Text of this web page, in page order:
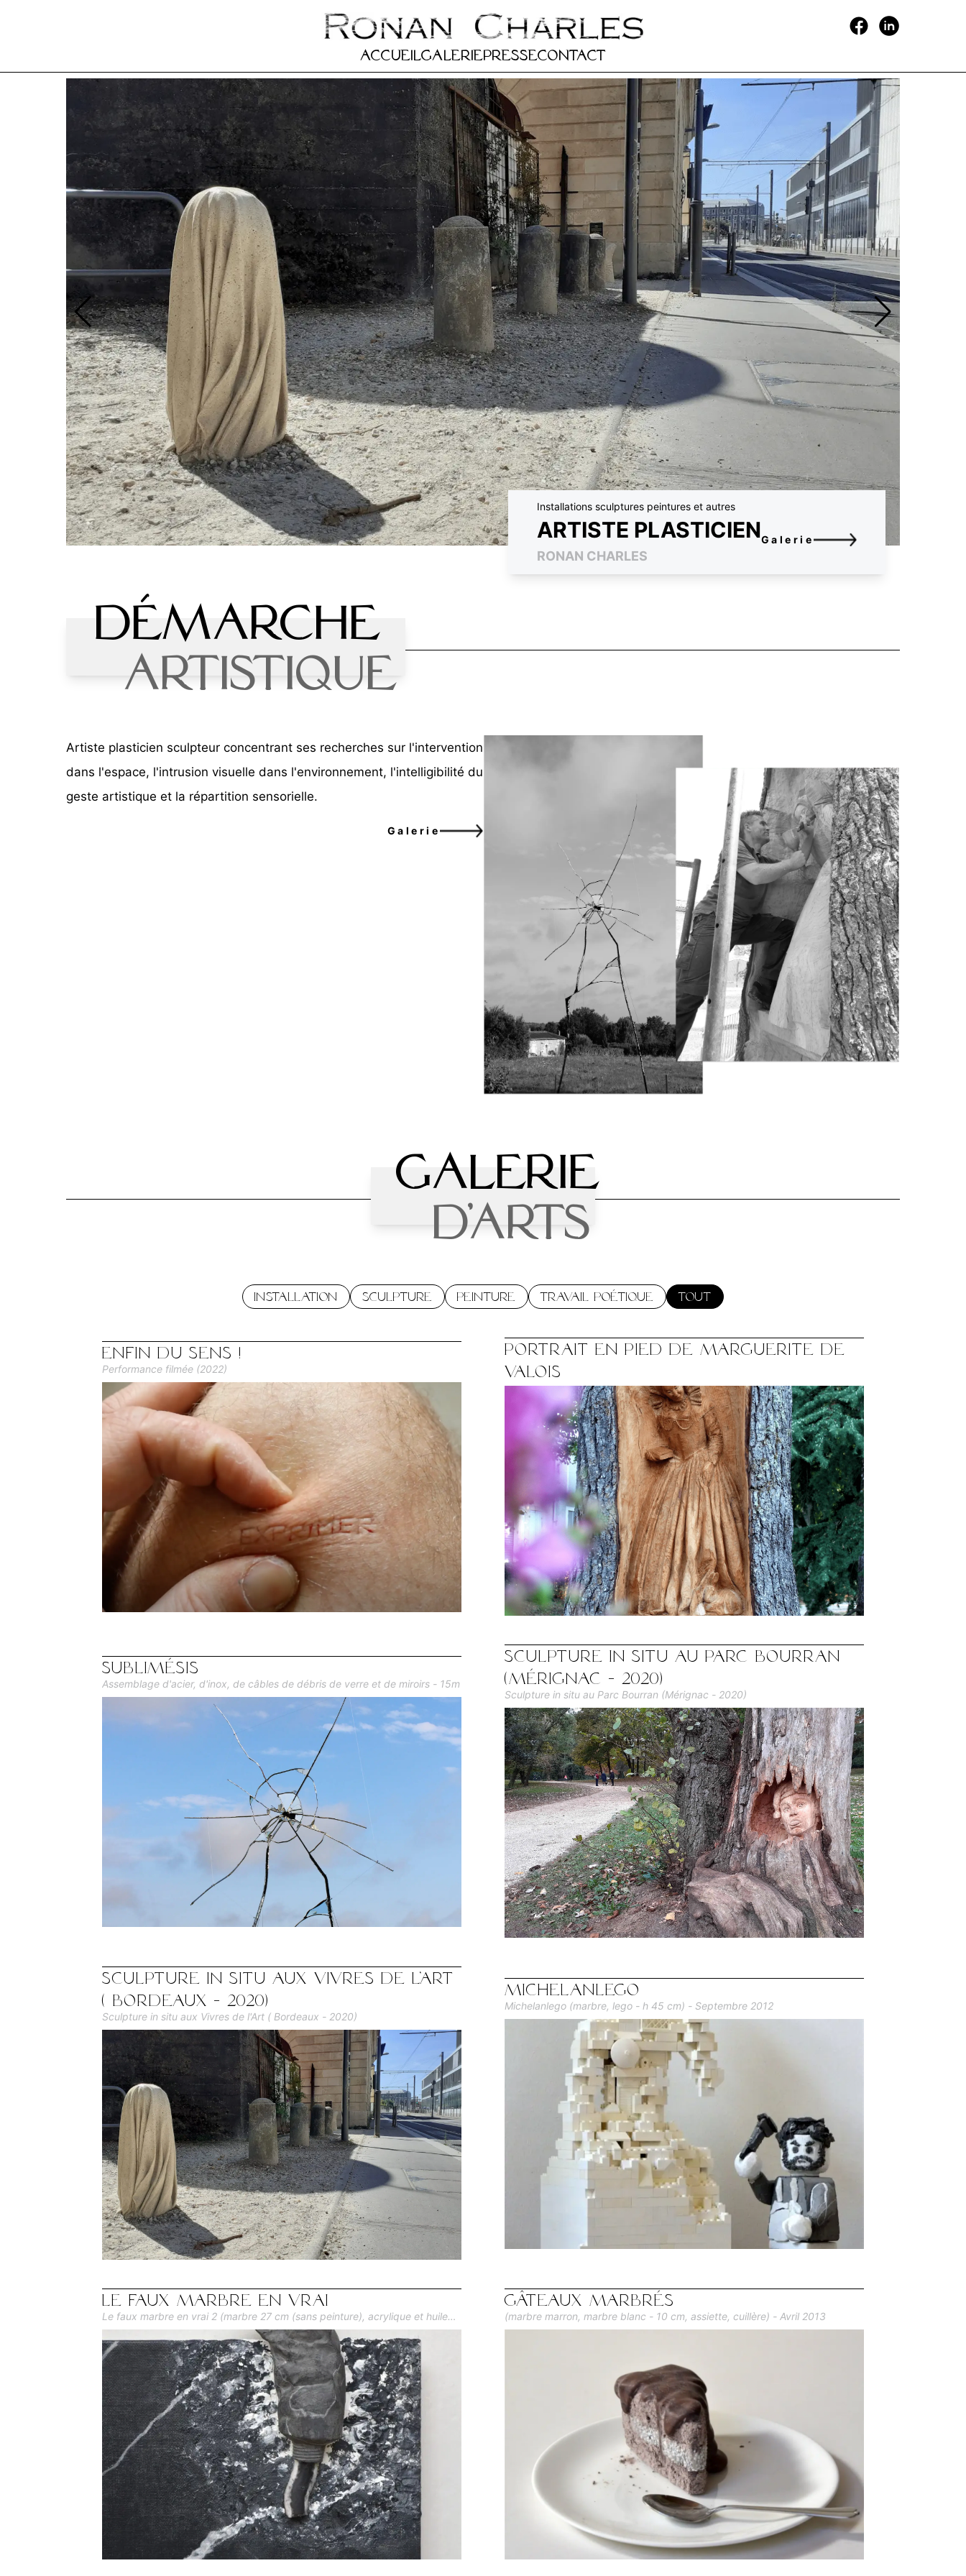
AccueilGaleriePresseContact
Installations sculptures peintures et autres
ARTISTE PLASTICIEN
RONAN CHARLES
Galerie
Démarche
Artistique
Artiste plasticien sculpteur concentrant ses recherches sur l'intervention
dans l'espace, l'intrusion visuelle dans l'environnement, l'intelligibilité du
geste artistique et la répartition sensorielle.
Galerie
Galerie
D'arts
Installation Sculpture Peinture Travail Poétique Tout
Enfin du sens !
Performance filmée (2022)
Portrait en pied de Marguerite de
Valois
Sublimésis
Assemblage d'acier, d'inox, de câbles de débris de verre et de miroirs - 15m
Sculpture in situ au Parc Bourran
(Mérignac - 2020)
Sculpture in situ au Parc Bourran (Mérignac - 2020)
Sculpture in situ aux Vivres de l'Art
( Bordeaux - 2020)
Sculpture in situ aux Vivres de l'Art ( Bordeaux - 2020)
Michelanlego
Michelanlego (marbre, lego - h 45 cm) - Septembre 2012
Le faux marbre en vrai
Le faux marbre en vrai 2 (marbre 27 cm (sans peinture), acrylique et huile
sur carton entoilé 65 x 50 cm) - 2012 ...voir le détail de l'astuce en bas de
page !
Gâteaux marbrés
(marbre marron, marbre blanc - 10 cm, assiette, cuillère) - Avril 2013